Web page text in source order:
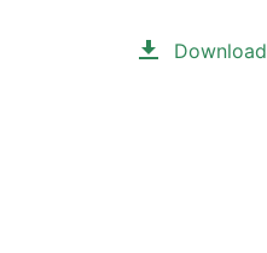
Download